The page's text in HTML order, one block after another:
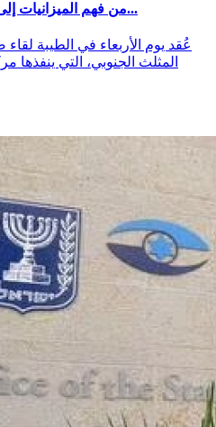
من فهم الميزانيات إلى بناء الخطاب الإعلامي: لقاءات...
عُقد يوم الأربعاء في الطيبة
المثلث الجنوبي، التي